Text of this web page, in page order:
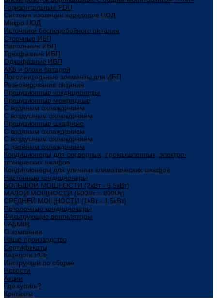
Горизонтальные PDU
Система изоляции коридоров ЦОД
Микро ЦОД
Источники бесперебойного питания
Стоечные ИБП
Напольные ИБП
Трёхфазные ИБП
Однофазные ИБП
АКБ и блоки батарей
Дополнительные элементы для ИБП
Резервирование питания
Прецизионные кондиционеры
Прецизионные межрядные
С водяным охлаждением
С воздушным охлаждением
Прецизионные шкафные
С водяным охлаждением
С воздушным охлаждением
С двойным охлаждением
Кондиционеры для серверных, промышленных, электро-
технических шкафов
Кондиционеры для уличных климатических шкафов
Настенные кондиционеры
БОЛЬШОЙ МОЩНОСТИ (2кВт - 6,5кВт)
МАЛОЙ МОЩНОСТИ (500Вт – 800Вт)
СРЕДНЕЙ МОЩНОСТИ (1кВт - 1,5кВт)
Потолочные кондиционеры
Фильтрующие вентиляторы
LANMIR
О компании
Наше производство
Сертификаты
Каталоги PDF
Инструкции по сборке
Новости
Акции
Где купить?
Контакты